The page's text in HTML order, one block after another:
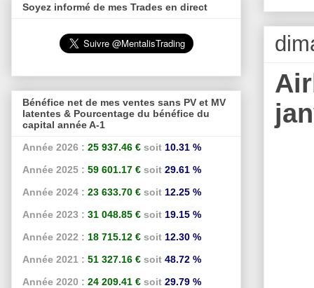
Soyez informé de mes Trades en direct
Bénéfice net de mes ventes sans PV et MV
latentes & Pourcentage du bénéfice du
capital année A-1
Année 2026 : 25 937.46 € soit 10.31 %
Année 2025 : 59 601.17 € soit 29.61 %
Année 2024 : 23 633.70 € soit 12.25 %
Année 2023 : 31 048.85 € soit 19.15 %
Année 2022 : 18 715.12 € soit 12.30 %
Année 2021 : 51 327.16 € soit 48.72 %
Année 2020 : 24 209.41 € soit 29.79 %